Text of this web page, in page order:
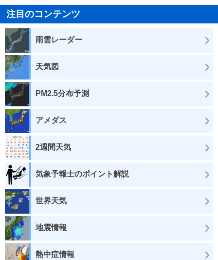
注目のコンテンツ
雨雲レーダー
天気図
PM2.5分布予測
アメダス
2週間天気
気象予報士のポイント解説
世界天気
地震情報
熱中症情報